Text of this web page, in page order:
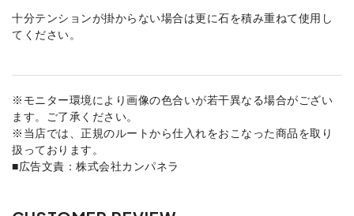
十分テンションが掛からない場合は更に石を積み重ねて使用し
てください。
※モニター環境により画像の色合いが若干異なる場合がござい
ます。ご了承ください。
※当店では、正規のルートから仕入れをおこなった商品を取り
扱っております。
■広告文責：株式会社カンパネラ